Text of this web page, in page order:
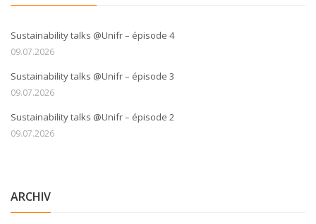
Sustainability talks @Unifr – épisode 4
09.07.2026
Sustainability talks @Unifr – épisode 3
09.07.2026
Sustainability talks @Unifr – épisode 2
09.07.2026
ARCHIV